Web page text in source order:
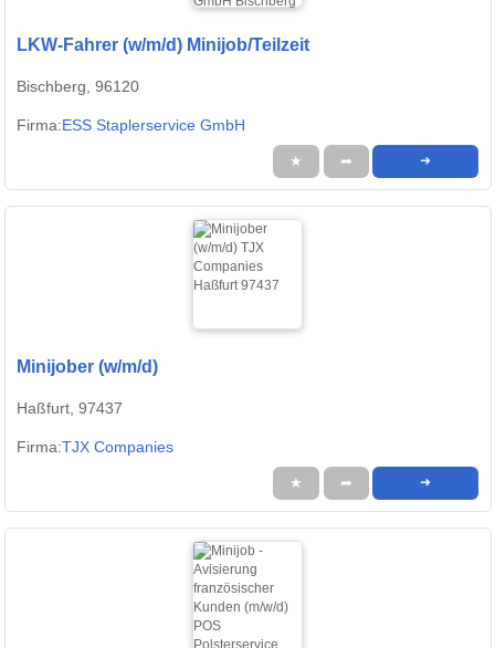
LKW-Fahrer (w/m/d) Minijob/Teilzeit
Bischberg, 96120
Firma:ESS Staplerservice GmbH
★ ➦ ➜
Minijober (w/m/d)
Haßfurt, 97437
Firma:TJX Companies
★ ➦ ➜